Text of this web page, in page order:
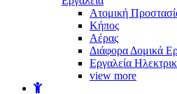
Aτομική
Kήπος
Αέρας
Διάφορα Δομικά
Εργαλεία
view more